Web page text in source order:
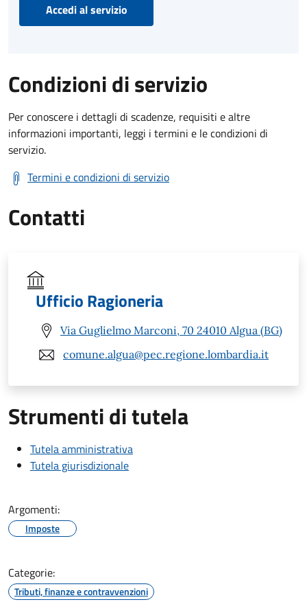
Accedi al servizio
Condizioni di servizio
Per conoscere i dettagli di scadenze, requisiti e altre
informazioni importanti, leggi i termini e le condizioni di
servizio.
Termini e condizioni di servizio
Contatti
Ufficio Ragioneria
Via Guglielmo Marconi, 70 24010 Algua (BG)
comune.algua@pec.regione.lombardia.it
Strumenti di tutela
Tutela amministrativa
Tutela giurisdizionale
Argomenti:
Imposte
Categorie:
Tributi, finanze e contravvenzioni